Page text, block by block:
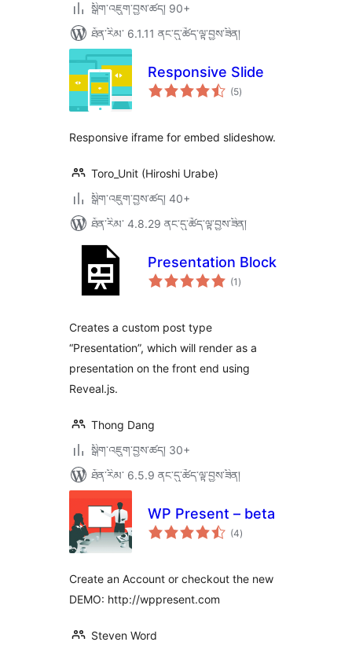
སྒྲིག་འཇུག་བྱས་ཚད། 90+
ཐོན་རིམ་ 6.1.11 ནང་དུ་ཚོད་ལྟ་བྱས་ཟིན།
Responsive Slide
(5གདེང་
འཇོག་
)
Responsive iframe for embed slideshow.
Toro_Unit (Hiroshi Urabe)
སྒྲིག་འཇུག་བྱས་ཚད། 40+
ཐོན་རིམ་ 4.8.29 ནང་དུ་ཚོད་ལྟ་བྱས་ཟིན།
Presentation Block
(1 གདེང་
འཇོག་
)
Creates a custom post type
“Presentation”, which will render as a
presentation on the front end using
Reveal.js.
Thong Dang
སྒྲིག་འཇུག་བྱས་ཚད། 30+
ཐོན་རིམ་ 6.5.9 ནང་དུ་ཚོད་ལྟ་བྱས་ཟིན།
WP Present – beta
(4གདེང་
འཇོག་
)
Create an Account or checkout the new
DEMO: http://wppresent.com
Steven Word